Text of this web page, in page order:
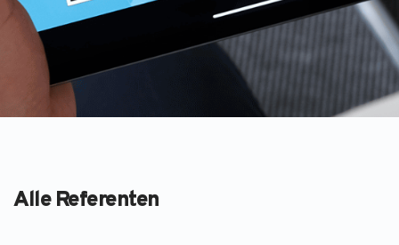
Alle Referenten